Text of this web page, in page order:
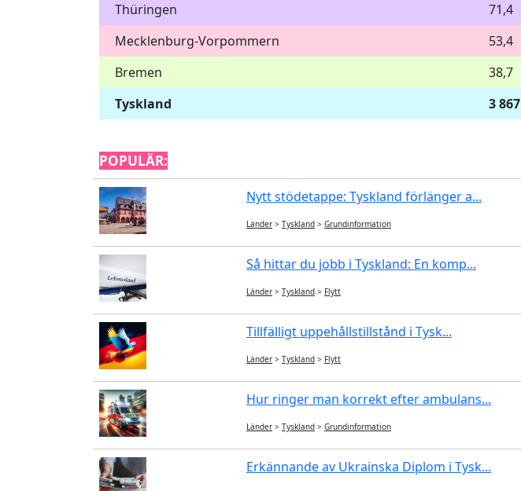
Thüringen
71,4
Mecklenburg-Vorpommern
53,4
Bremen
38,7
Tyskland
3 867
POPULÄR:
Nytt stödetappe: Tyskland förlänger a...
Länder > Tyskland > Grundinformation
Så hittar du jobb i Tyskland: En komp...
Länder > Tyskland > Flytt
Tillfälligt uppehållstillstånd i Tysk...
Länder > Tyskland > Flytt
Hur ringer man korrekt efter ambulans...
Länder > Tyskland > Grundinformation
Erkännande av Ukrainska Diplom i Tysk...